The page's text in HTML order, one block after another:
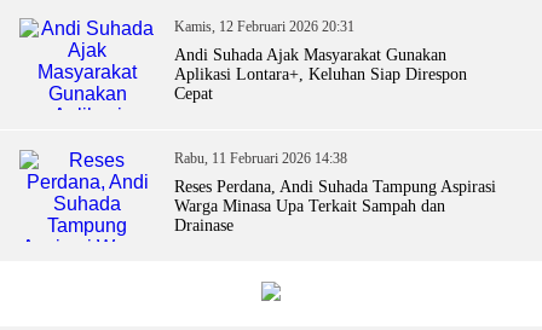
Kamis, 12 Februari 2026 20:31
Andi Suhada Ajak Masyarakat Gunakan
Aplikasi Lontara+, Keluhan Siap Direspon
Cepat
Rabu, 11 Februari 2026 14:38
Reses Perdana, Andi Suhada Tampung Aspirasi
Warga Minasa Upa Terkait Sampah dan
Drainase